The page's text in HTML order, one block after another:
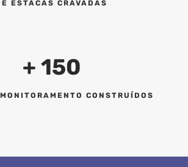
ESTACAS CRAVADAS
+ 150
CONSTRUÍDOS